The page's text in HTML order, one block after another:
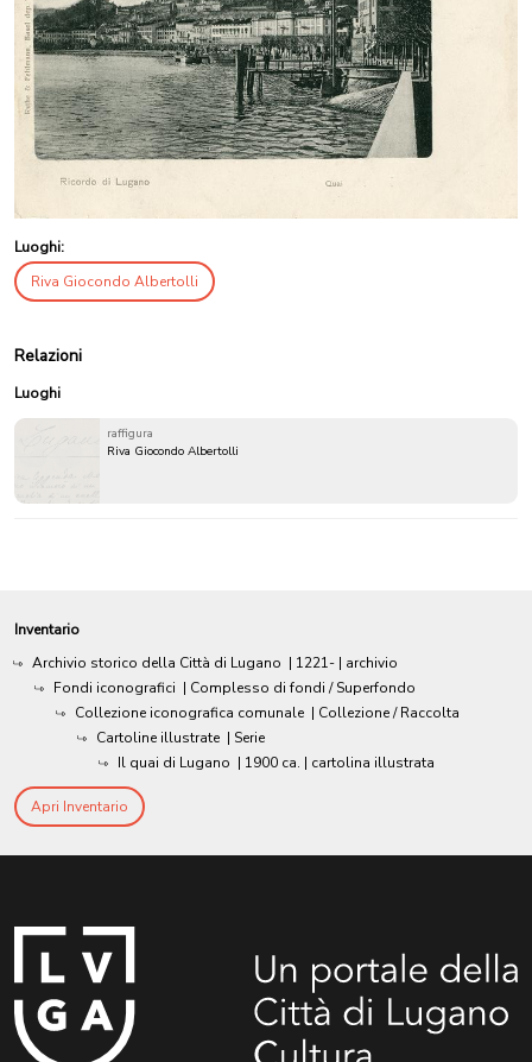
Luoghi:
Riva Giocondo Albertolli
Relazioni
Luoghi
raffigura
Riva Giocondo Albertolli
Inventario
Archivio storico della Città di Lugano | 1221- | archivio
Fondi iconografici | Complesso di fondi / Superfondo
Collezione iconografica comunale | Collezione / Raccolta
Cartoline illustrate | Serie
Il quai di Lugano | 1900 ca. | cartolina illustrata
Apri Inventario